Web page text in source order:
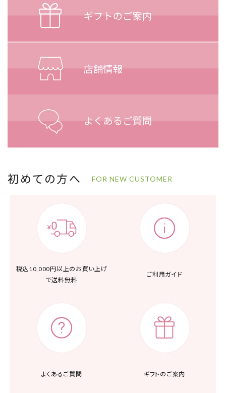
初めての方へ FOR NEW CUSTOMER
税込10,000円以上の お買い上げ
で送料無料
ご利用ガイド
よくあるご質問 ギフトのご案内